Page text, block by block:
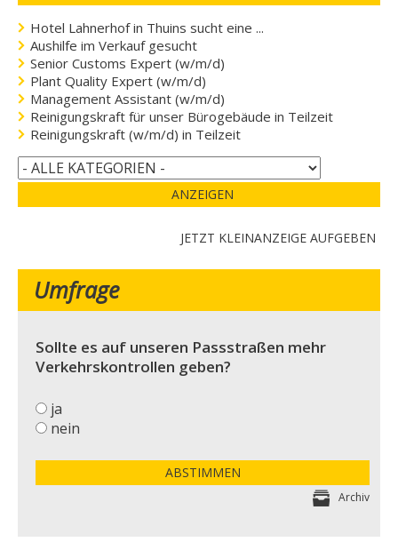
Hotel Lahnerhof in Thuins sucht eine ...
Aushilfe im Verkauf gesucht
Senior Customs Expert (w/m/d)
Plant Quality Expert (w/m/d)
Management Assistant (w/m/d)
Reinigungskraft für unser Bürogebäude in Teilzeit
Reinigungskraft (w/m/d) in Teilzeit
ANZEIGEN
JETZT KLEINANZEIGE AUFGEBEN
Umfrage
Sollte es auf unseren Passstraßen mehr
Verkehrskontrollen geben?
ja
nein
ABSTIMMEN
Archiv